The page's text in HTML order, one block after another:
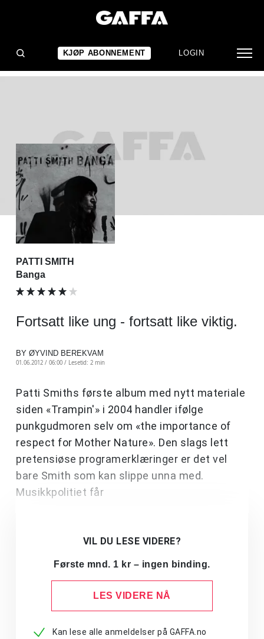
KJØP ABONNEMENT LOGIN
ALBUMANMELDELSE
Patti Smith: Banga
PATTI SMITH
Banga
Fortsatt like ung - fortsatt like viktig.
BY ØYVIND BEREKVAM
01.06.2012 / 06:00 / Lesetid: 2 min
Patti Smiths første album med nytt materiale
siden «Trampin'» i 2004 handler ifølge
punkgudmoren selv om «the importance of
respect for Mother Nature». Den slags lett
pretensiøse programerklæringer er det vel
bare Smith som kan slippe unna med.
Musikkpolitiet får
VIL DU LESE VIDERE?
Første mnd. 1 kr – ingen binding.
LES VIDERE NÅ
Kan lese alle anmeldelser på GAFFA.no